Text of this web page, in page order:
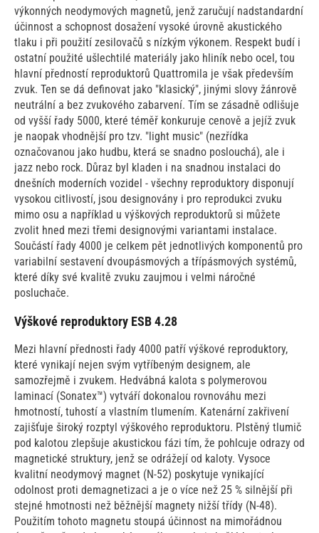
výkonných neodymových magnetů, jenž zaručují nadstandardní
účinnost a schopnost dosažení vysoké úrovně akustického
tlaku i při použití zesilovačů s nízkým výkonem. Respekt budí i
ostatní použité ušlechtilé materiály jako hliník nebo ocel, tou
hlavní předností reproduktorů Quattromila je však především
zvuk. Ten se dá definovat jako "klasický", jinými slovy žánrově
neutrální a bez zvukového zabarvení. Tím se zásadně odlišuje
od vyšší řady 5000, které téměř konkuruje cenově a jejíž zvuk
je naopak vhodnější pro tzv. "light music" (nezřídka
označovanou jako hudbu, která se snadno poslouchá), ale i
jazz nebo rock. Důraz byl kladen i na snadnou instalaci do
dnešních moderních vozidel - všechny reproduktory disponují
vysokou citlivostí, jsou designovány i pro reprodukci zvuku
mimo osu a například u výškových reproduktorů si můžete
zvolit hned mezi třemi designovými variantami instalace.
Součástí řady 4000 je celkem pět jednotlivých komponentů pro
variabilní sestavení dvoupásmových a třípásmových systémů,
které díky své kvalitě zvuku zaujmou i velmi náročné
posluchače.
Výškové reproduktory ESB 4.28
Mezi hlavní přednosti řady 4000 patří výškové reproduktory,
které vynikají nejen svým vytříbeným designem, ale
samozřejmě i zvukem. Hedvábná kalota s polymerovou
laminací (Sonatex™) vytváří dokonalou rovnováhu mezi
hmotností, tuhostí a vlastním tlumením. Katenární zakřivení
zajišťuje široký rozptyl výškového reproduktoru. Plstěný tlumič
pod kalotou zlepšuje akustickou fázi tím, že pohlcuje odrazy od
magnetické struktury, jenž se odrážejí od kaloty. Vysoce
kvalitní neodymový magnet (N-52) poskytuje vynikající
odolnost proti demagnetizaci a je o více než 25 % silnější při
stejné hmotnosti než běžnější magnety nižší třídy (N-48).
Použitím tohoto magnetu stoupá účinnost na mimořádnou